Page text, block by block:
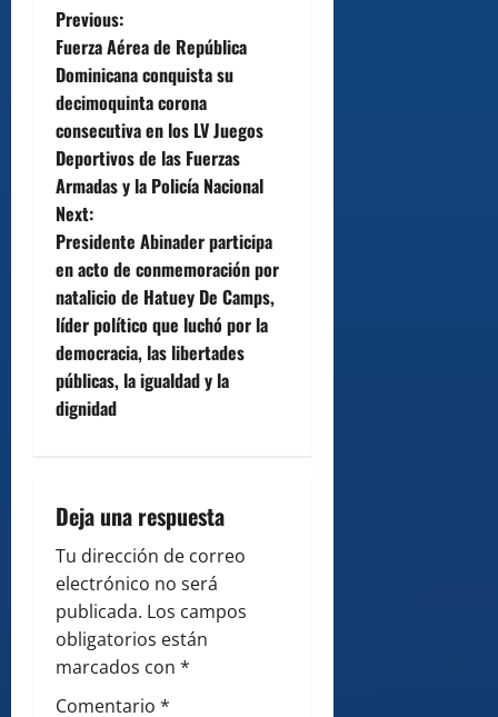
P
o
s
t
n
a
v
i
g
t
i
o
n
Previous:
Fuerza Aérea de República
Dominicana conquista su
decimoquinta corona
consecutiva en los LV Juegos
Deportivos de las Fuerzas
Armadas y la Policía Nacional
Next:
Presidente Abinader participa
en acto de conmemoración por
natalicio de Hatuey De Camps,
líder político que luchó por la
democracia, las libertades
públicas, la igualdad y la
dignidad
Deja una respuesta
Tu dirección de correo
electrónico no será
publicada. Los campos
obligatorios están
marcados con *
Comentario *